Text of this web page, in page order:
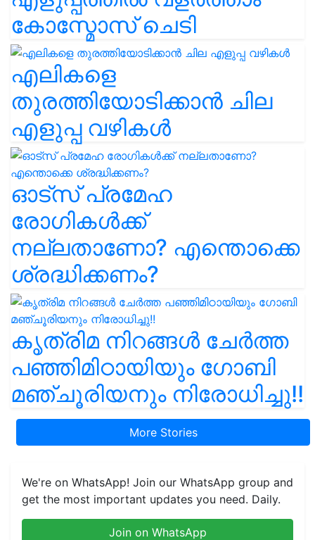
കോസ്മോസ് ചെടി
എലികളെ
തുരത്തിയോടിക്കാൻ ചില
എളുപ്പ വഴികൾ
ഓട്സ് പ്രമേഹ
രോഗികൾക്ക്
നല്ലതാണോ? എന്തൊക്കെ
ശ്രദ്ധിക്കണം?
കൃത്രിമ നിറങ്ങൾ ചേർത്ത
പഞ്ഞിമിഠായിയും ഗോബി
മഞ്ചൂരിയനും നിരോധിച്ചു!!
More Stories
We're on WhatsApp! Join our WhatsApp group and
get the most important updates you need. Daily.
Join on WhatsApp